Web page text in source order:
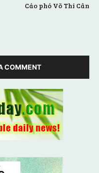
Cáo phó Võ Thi Cân
COMMENT